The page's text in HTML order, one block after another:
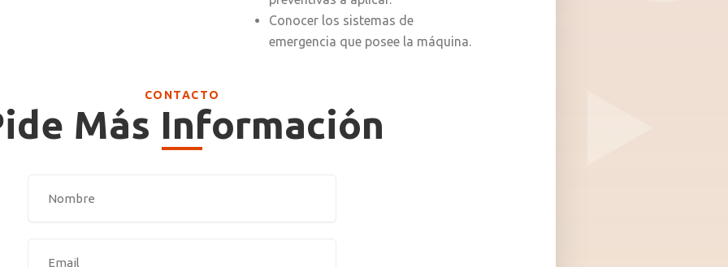
Conocer los sistemas de
emergencia que posee la máquina.
CONTACTO
Más Información